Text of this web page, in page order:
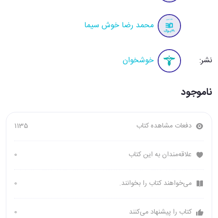
محمد رضا خوش سیما
نشر: خوشخوان
ناموجود
دفعات مشاهده کتاب 1135
علاقه‌مندان به این کتاب 0
می‌خواهند کتاب را بخوانند. 0
کتاب را پیشنهاد می‌کنند 0